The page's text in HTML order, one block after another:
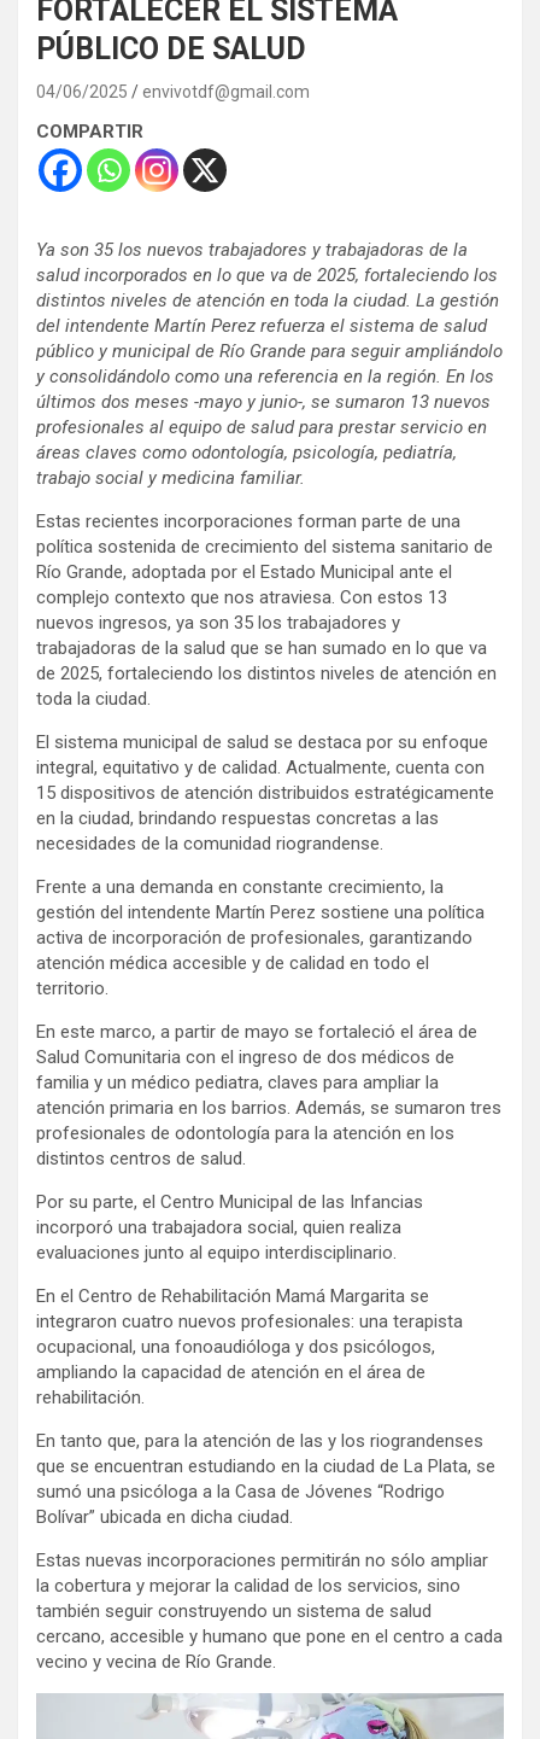
FORTALECER EL SISTEMA
PÚBLICO DE SALUD
04/06/2025 envivotdf@gmail.com
COMPARTIR
Ya son 35 los nuevos trabajadores y trabajadoras de la
salud incorporados en lo que va de 2025, fortaleciendo los
distintos niveles de atención en toda la ciudad. La gestión
del intendente Martín Perez refuerza el sistema de salud
público y municipal de Río Grande para seguir ampliándolo
y consolidándolo como una referencia en la región. En los
últimos dos meses -mayo y junio-, se sumaron 13 nuevos
profesionales al equipo de salud para prestar servicio en
áreas claves como odontología, psicología, pediatría,
trabajo social y medicina familiar.
Estas recientes incorporaciones forman parte de una
política sostenida de crecimiento del sistema sanitario de
Río Grande, adoptada por el Estado Municipal ante el
complejo contexto que nos atraviesa. Con estos 13
nuevos ingresos, ya son 35 los trabajadores y
trabajadoras de la salud que se han sumado en lo que va
de 2025, fortaleciendo los distintos niveles de atención en
toda la ciudad.
El sistema municipal de salud se destaca por su enfoque
integral, equitativo y de calidad. Actualmente, cuenta con
15 dispositivos de atención distribuidos estratégicamente
en la ciudad, brindando respuestas concretas a las
necesidades de la comunidad riograndense.
Frente a una demanda en constante crecimiento, la
gestión del intendente Martín Perez sostiene una política
activa de incorporación de profesionales, garantizando
atención médica accesible y de calidad en todo el
territorio.
En este marco, a partir de mayo se fortaleció el área de
Salud Comunitaria con el ingreso de dos médicos de
familia y un médico pediatra, claves para ampliar la
atención primaria en los barrios. Además, se sumaron tres
profesionales de odontología para la atención en los
distintos centros de salud.
Por su parte, el Centro Municipal de las Infancias
incorporó una trabajadora social, quien realiza
evaluaciones junto al equipo interdisciplinario.
En el Centro de Rehabilitación Mamá Margarita se
integraron cuatro nuevos profesionales: una terapista
ocupacional, una fonoaudióloga y dos psicólogos,
ampliando la capacidad de atención en el área de
rehabilitación.
En tanto que, para la atención de las y los riograndenses
que se encuentran estudiando en la ciudad de La Plata, se
sumó una psicóloga a la Casa de Jóvenes “Rodrigo
Bolívar” ubicada en dicha ciudad.
Estas nuevas incorporaciones permitirán no sólo ampliar
la cobertura y mejorar la calidad de los servicios, sino
también seguir construyendo un sistema de salud
cercano, accesible y humano que pone en el centro a cada
vecino y vecina de Río Grande.